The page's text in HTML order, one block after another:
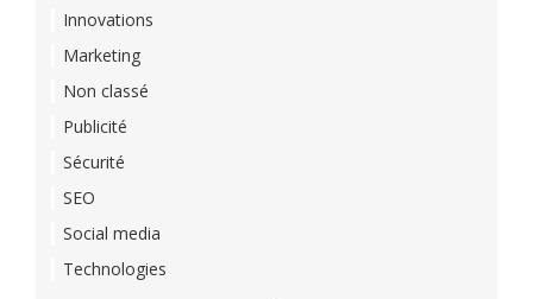
Innovations
Marketing
Non classé
Publicité
Sécurité
SEO
Social media
Technologies